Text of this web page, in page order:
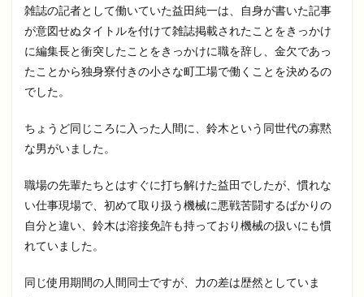
雑誌の記者として働いていた益田純一は、自身が書いた記事
が意図せぬタイトルを付けて雑誌掲載されたことをきっかけ
に編集長と衝突したことをきっかけに職を辞し、金欠であっ
たことから独身寮付きの小さな町工場で働くことを決めるの
でした。
ちょうど同じころに入った人間に、鈴木という同世代の寡黙
な男がいました。
職場の先輩たちとはすぐに打ち解けた益田でしたが、慣れな
い仕事現場で、初めて取り扱う機械に悪戦苦闘するばかりの
自分と違い、鈴木は溶接免許も持っており機械の扱いにも慣
れていました。
同じ使用期間の人間同士ですが、力の差は歴然としていま